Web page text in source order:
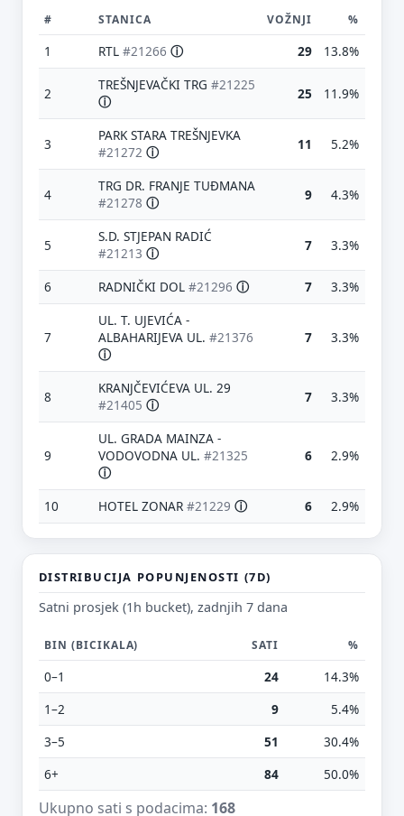
# STANICA VOŽNJI %
1 RTL #21266 ⓘ 29 13.8%
2
TREŠNJEVAČKI TRG #21225
ⓘ
25 11.9%
3
PARK STARA TREŠNJEVKA
#21272 ⓘ 11 5.2%
4
TRG DR. FRANJE TUĐMANA
#21278 ⓘ 9 4.3%
5
S.D. STJEPAN RADIĆ
#21213 ⓘ 7 3.3%
6 RADNIČKI DOL #21296 ⓘ 7 3.3%
7
UL. T. UJEVIĆA -
ALBAHARIJEVA UL. #21376
ⓘ
7 3.3%
8
KRANJČEVIĆEVA UL. 29
#21405 ⓘ 7 3.3%
9
UL. GRADA MAINZA -
VODOVODNA UL. #21325
ⓘ
6 2.9%
10 HOTEL ZONAR #21229 ⓘ 6 2.9%
DISTRIBUCIJA POPUNJENOSTI (7D)
Satni prosjek (1h bucket), zadnjih 7 dana
BIN (BICIKALA) SATI %
0–1 24
14.3%
1–2
9
5.4%
3–5
51
30.4%
6+
84 50.0%
Ukupno sati s podacima: 168
Što bi ti ovdje bilo korisno? Koje pitanje želiš da ova
najpraznije?”, “što znači ovaj skok?”, “što još
usporediti?”)
Vrsta poruke
Tvoj prijedlog